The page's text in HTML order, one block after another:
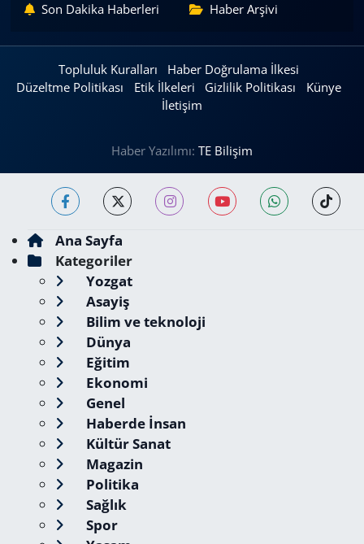
Son Dakika Haberleri Haber Arşivi
Topluluk Kuralları
Haber Doğrulama İlkesi
Düzeltme Politikası
Etik İlkeleri Gizlilik Politikası
Künye
İletişim
Haber Yazılımı: TE Bilişim
Ana Sayfa
Kategoriler
Yozgat
Asayiş
Bilim ve teknoloji
Dünya
Eğitim
Ekonomi
Genel
Haberde İnsan
Kültür Sanat
Magazin
Politika
Sağlık
Spor